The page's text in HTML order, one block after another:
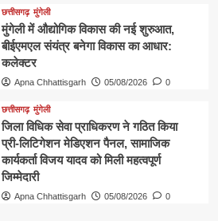
छत्तीसगढ़ मुंगेली
मुंगेली में औद्योगिक विकास की नई शुरुआत,
बीईएमएल संयंत्र बनेगा विकास का आधार:
कलेक्टर
Apna Chhattisgarh 05/08/2026 0
छत्तीसगढ़ मुंगेली
जिला विधिक सेवा प्राधिकरण ने गठित किया
प्री-लिटिगेशन मेडिएशन पैनल, सामाजिक
कार्यकर्ता विजय यादव को मिली महत्वपूर्ण
जिम्मेदारी
Apna Chhattisgarh 05/08/2026 0